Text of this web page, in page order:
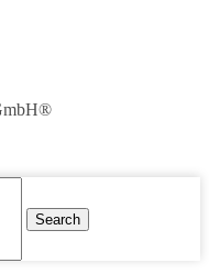
Search